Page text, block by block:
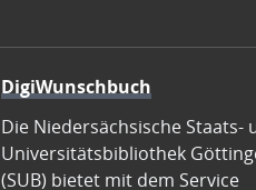
DigiWunschbuch
Die Niedersächsische Staats-
Universitätsbibliothek
(SUB) bietet mit dem Service